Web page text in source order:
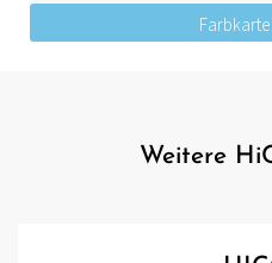
Weitere